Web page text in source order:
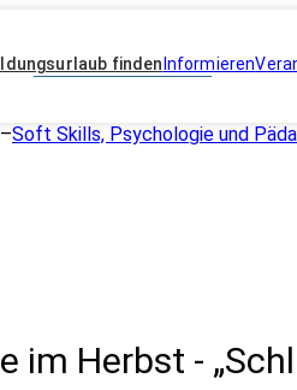
finden Informieren
–Soft Skills, Psychologie und
im Herbst -